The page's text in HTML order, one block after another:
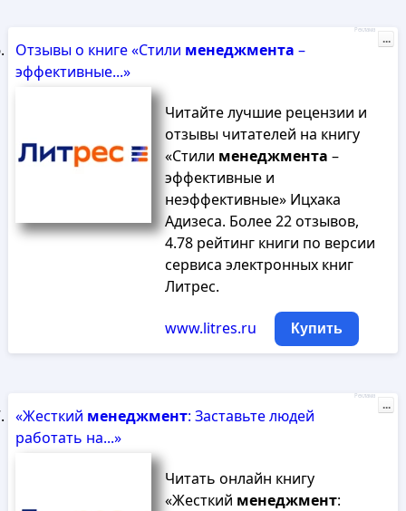
Отзывы о книге «Стили менеджмента –
эффективные...»
Читайте лучшие рецензии и
отзывы читателей на книгу
«Стили менеджмента –
эффективные и
неэффективные» Ицхака
Адизеса. Более 22 отзывов,
4.78 рейтинг книги по версии
сервиса электронных книг
Литрес.
www.litres.ru Купить
Реклама
...
«Жесткий менеджмент: Заставьте людей
работать на...»
Читать онлайн книгу
«Жесткий менеджмент:
Реклама
...